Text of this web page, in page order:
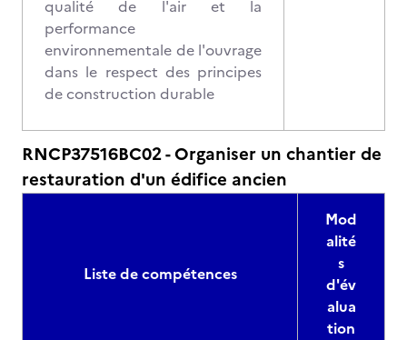
qualité de l'air et la
performance
environnementale de l'ouvrage
dans le respect des principes
de construction durable
RNCP37516BC02 - Organiser un chantier de
restauration d'un édifice ancien
Liste de compétences
Mod
alité
s
d'év
alua
tion